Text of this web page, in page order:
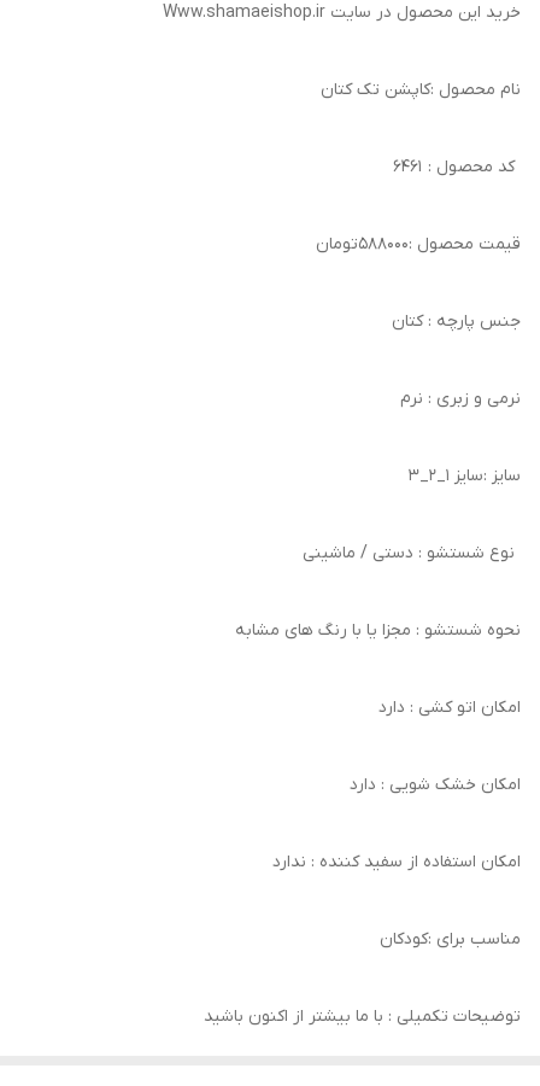
خرید این محصول در سایت Www.shamaeishop.ir
نام محصول :کاپشن تک کتان
کد محصول : ۶۴۶۱
قیمت محصول :۵۸۸۰۰۰تومان
جنس پارچه : کتان
نرمی و زبری : نرم
سایز :سایز ۱_۲_۳
نوع شستشو : دستی / ماشینی
نحوه شستشو : مجزا یا با رنگ های مشابه
امکان اتو کشی : دارد
امکان خشک‌ شویی : دارد
امکان استفاده از سفید کننده : ندارد
مناسب برای :کودکان
توضیحات تکمیلی : با ما بیشتر از اکنون باشید